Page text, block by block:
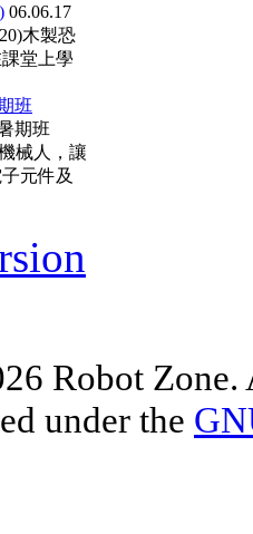
06.06.17
木製恐
堂上學
班
械人，讓
元件及
Robot Zone.
under the